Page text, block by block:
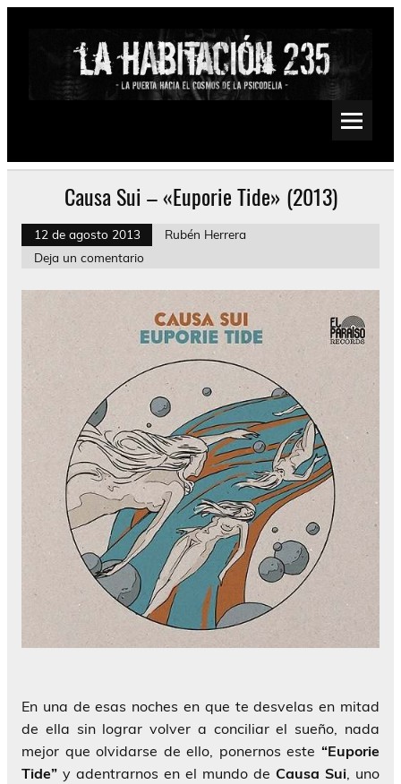
Saltar
Psychedelic, Stoner, Doom, Sludge, Fuzz, Space, Drone
Causa Sui – «Euporie Tide» (2013)
12 de agosto 2013
Rubén Herrera
Deja un comentario
En una de esas noches en que te desvelas en mitad
de ella sin lograr volver a conciliar el sueño, nada
mejor que olvidarse de ello, ponernos este “Euporie
Tide” y adentrarnos en el mundo de Causa Sui, uno